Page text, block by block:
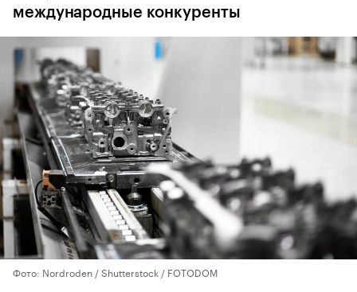
международные конкуренты
Фото: Nordroden / Shutterstock / FOTODOM